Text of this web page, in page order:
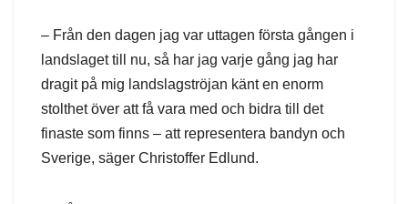
– Från den dagen jag var uttagen första gången i
landslaget till nu, så har jag varje gång jag har
dragit på mig landslagströjan känt en enorm
stolthet över att få vara med och bidra till det
finaste som finns – att representera bandyn och
Sverige, säger Christoffer Edlund.